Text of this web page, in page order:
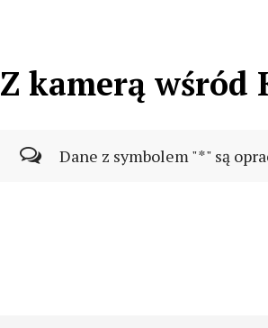
Z kamerą wśród
Dane z symbolem "*" są